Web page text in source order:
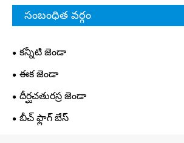
సంబంధిత వర్గం
కన్నీటి జెండా
ఈక జెండా
దీర్ఘచతురస్ర జెండా
బీచ్ ఫ్లాగ్ బేస్